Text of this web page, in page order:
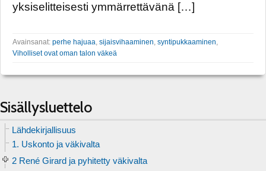
yksiselitteisesti ymmärrettävänä […]
Avainsanat: perhe hajuaa sijaisvihaaminen syntipukkaaminen
Viholliset ovat oman talon väkeä
Sisällysluettelo
Lähdekirjallisuus
1. Uskonto ja väkivalta
2 René Girard ja pyhitetty väkivalta